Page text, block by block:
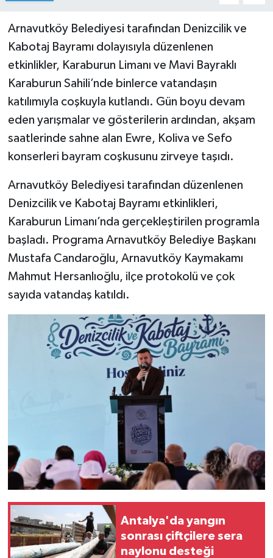
Arnavutköy Belediyesi tarafından Denizcilik ve
Kabotaj Bayramı dolayısıyla düzenlenen
etkinlikler, Karaburun Limanı ve Mavi Bayraklı
Karaburun Sahili’nde binlerce vatandaşın
katılımıyla coşkuyla kutlandı. Gün boyu devam
eden yarışmalar ve gösterilerin ardından, akşam
saatlerinde sahne alan Ewre, Koliva ve Sefo
konserleri bayram coşkusunu zirveye taşıdı.
Arnavutköy Belediyesi tarafından düzenlenen
Denizcilik ve Kabotaj Bayramı etkinlikleri,
Karaburun Limanı’nda gerçekleştirilen programla
başladı. Programa Arnavutköy Belediye Başkanı
Mustafa Candaroğlu, Arnavutköy Kaymakamı
Mahmut Hersanlıoğlu, ilçe protokolü ve çok
sayıda vatandaş katıldı.
Antalya'da yangın
sonrası çiftçilere sera
naylonu desteği